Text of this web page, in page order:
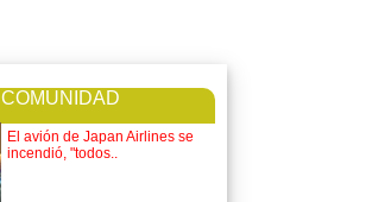
COMUNIDAD
El avión de Japan Airlines se
incendió, "todos..